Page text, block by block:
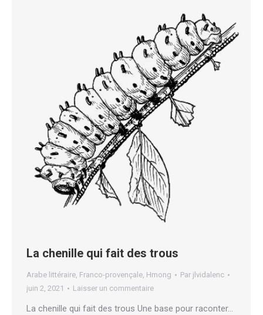
La chenille qui fait des trous
Arabe littéraire, Franco-provençale, Hmong Par jlvidalenc
juin 2, 2021
Laisser un commentaire
La chenille qui fait des trous Une base pour raconter…